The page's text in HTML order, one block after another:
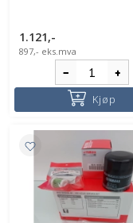
1.121,-
897,- eks.mva
Kjøp